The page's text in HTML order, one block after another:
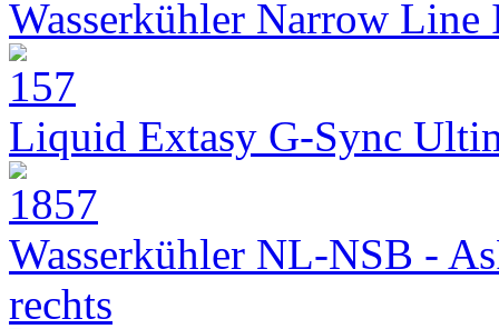
Wasserkühler Narrow
Liquid Extasy G-Sync
Wasserkühler NL-NSB -
rechts